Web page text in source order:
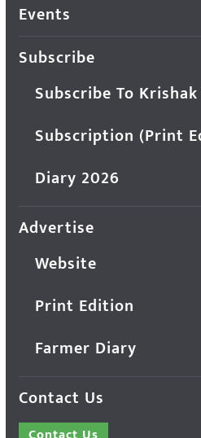
Events
Subscribe
Subscribe To
Subscription (Print
Diary 2026
Advertise
Website
Print Edition
Farmer Diary
Contact Us